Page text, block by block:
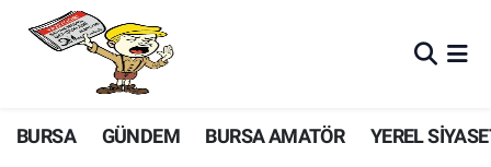
BURSA GÜNDEM BURSA AMATÖR YEREL